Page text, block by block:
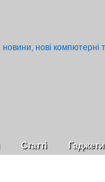
Статті Гаджети